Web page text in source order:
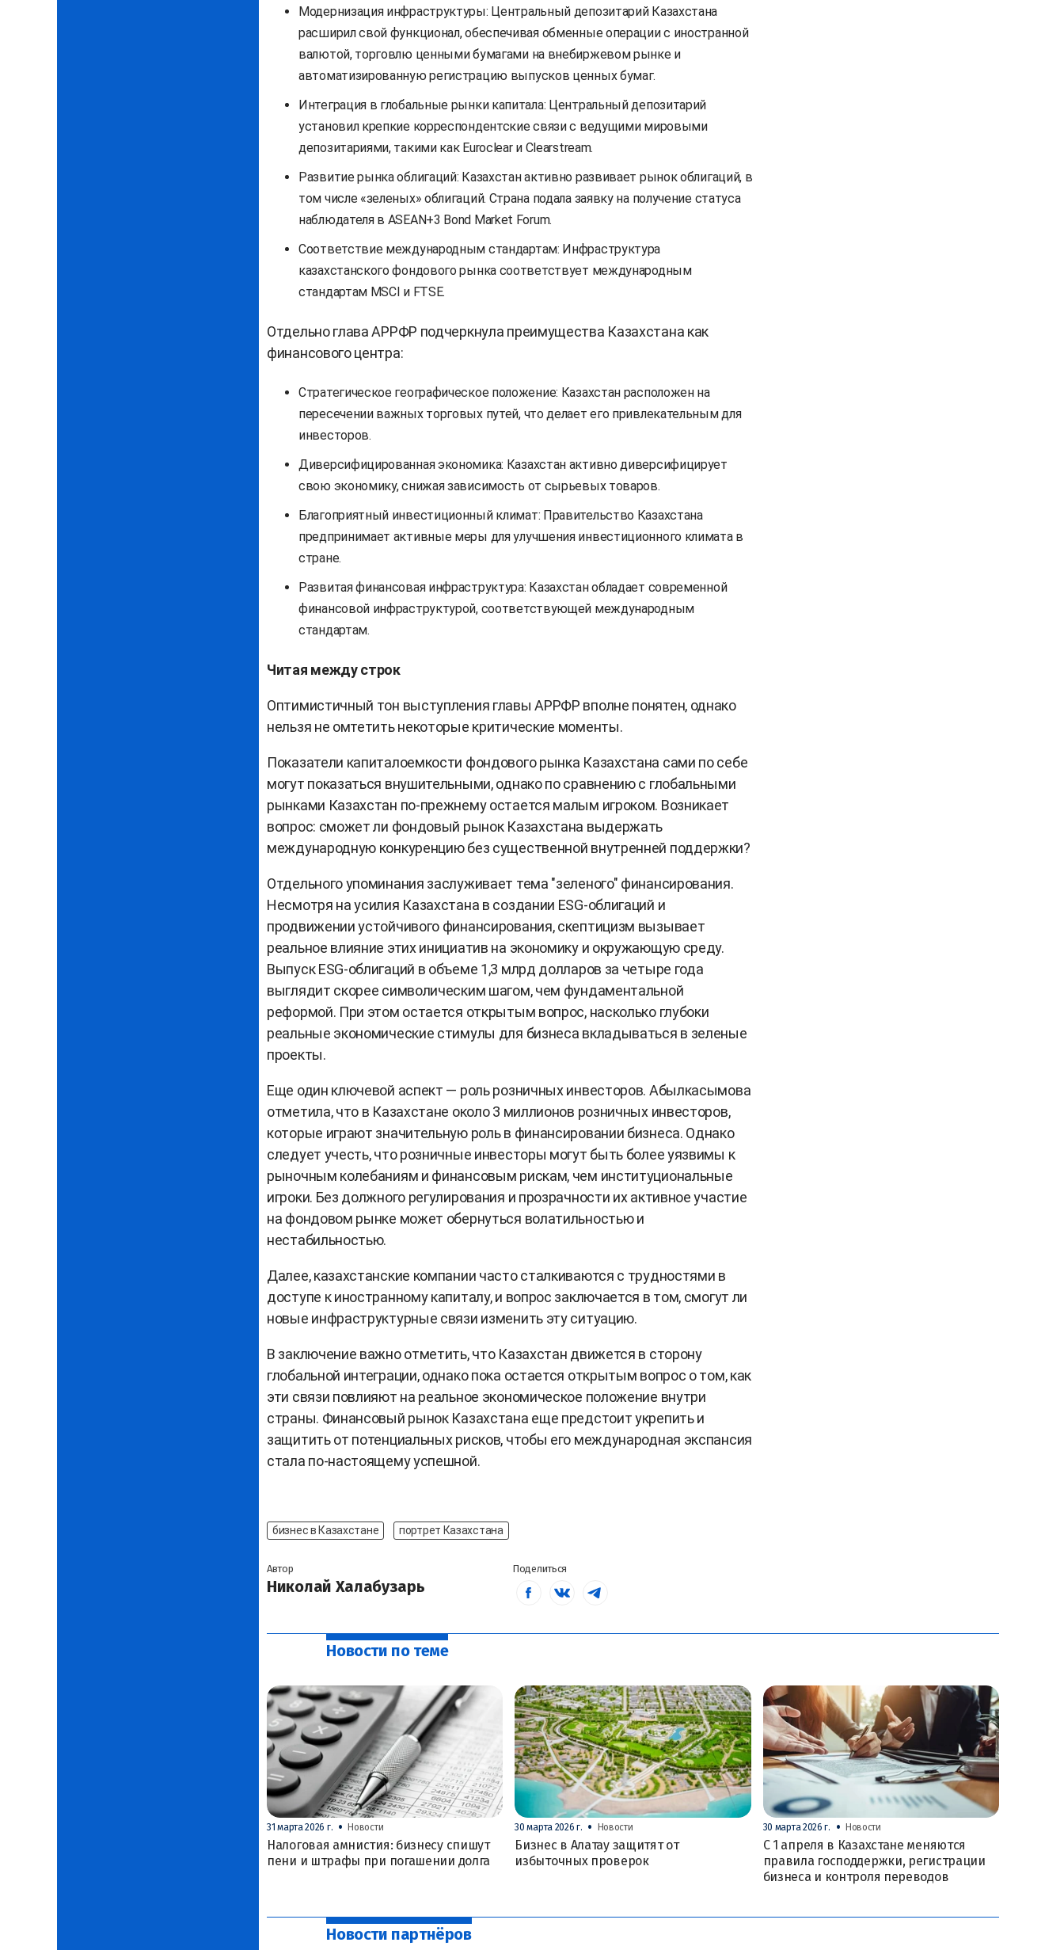
Модернизация инфраструктуры: Центральный депозитарий Казахстана
расширил свой функционал, обеспечивая обменные операции с иностранной
валютой, торговлю ценными бумагами на внебиржевом рынке и
автоматизированную регистрацию выпусков ценных бумаг.
Интеграция в глобальные рынки капитала: Центральный депозитарий
установил крепкие корреспондентские связи с ведущими мировыми
депозитариями, такими как Euroclear и Clearstream.
Развитие рынка облигаций: Казахстан активно развивает рынок облигаций, в
том числе «зеленых» облигаций. Страна подала заявку на получение статуса
наблюдателя в ASEAN+3 Bond Market Forum.
Соответствие международным стандартам: Инфраструктура
казахстанского фондового рынка соответствует международным
стандартам MSCI и FTSE.
Отдельно глава АРРФР подчеркнула преимущества Казахстана как
финансового центра:
Стратегическое географическое положение: Казахстан расположен на
пересечении важных торговых путей, что делает его привлекательным для
инвесторов.
Диверсифицированная экономика: Казахстан активно диверсифицирует
свою экономику, снижая зависимость от сырьевых товаров.
Благоприятный инвестиционный климат: Правительство Казахстана
предпринимает активные меры для улучшения инвестиционного климата в
стране.
Развитая финансовая инфраструктура: Казахстан обладает современной
финансовой инфраструктурой, соответствующей международным
стандартам.
Читая между строк
Оптимистичный тон выступления главы АРРФР вполне понятен, однако
нельзя не омтетить некоторые критические моменты.
Показатели капиталоемкости фондового рынка Казахстана сами по себе
могут показаться внушительными, однако по сравнению с глобальными
рынками Казахстан по-прежнему остается малым игроком. Возникает
вопрос: сможет ли фондовый рынок Казахстана выдержать
международную конкуренцию без существенной внутренней поддержки?
Отдельного упоминания заслуживает тема "зеленого" финансирования.
Несмотря на усилия Казахстана в создании ESG-облигаций и
продвижении устойчивого финансирования, скептицизм вызывает
реальное влияние этих инициатив на экономику и окружающую среду.
Выпуск ESG-облигаций в объеме 1,3 млрд долларов за четыре года
выглядит скорее символическим шагом, чем фундаментальной
реформой. При этом остается открытым вопрос, насколько глубоки
реальные экономические стимулы для бизнеса вкладываться в зеленые
проекты.
Еще один ключевой аспект — роль розничных инвесторов. Абылкасымова
отметила, что в Казахстане около 3 миллионов розничных инвесторов,
которые играют значительную роль в финансировании бизнеса. Однако
следует учесть, что розничные инвесторы могут быть более уязвимы к
рыночным колебаниям и финансовым рискам, чем институциональные
игроки. Без должного регулирования и прозрачности их активное участие
на фондовом рынке может обернуться волатильностью и
нестабильностью.
Далее, казахстанские компании часто сталкиваются с трудностями в
доступе к иностранному капиталу, и вопрос заключается в том, смогут ли
новые инфраструктурные связи изменить эту ситуацию.
В заключение важно отметить, что Казахстан движется в сторону
глобальной интеграции, однако пока остается открытым вопрос о том, как
эти связи повлияют на реальное экономическое положение внутри
страны. Финансовый рынок Казахстана еще предстоит укрепить и
защитить от потенциальных рисков, чтобы его международная экспансия
стала по-настоящему успешной.
бизнес в Казахстане портрет Казахстана
Автор
Николай Халабузарь
Поделиться
Новости по теме
31 марта 2026 г. • Новости
Налоговая амнистия: бизнесу спишут
пени и штрафы при погашении долга
30 марта 2026 г. • Новости
Бизнес в Алатау защитят от
избыточных проверок
30 марта 2026 г. • Новости
С 1 апреля в Казахстане меняются
правила господдержки, регистрации
бизнеса и контроля переводов
Новости партнёров